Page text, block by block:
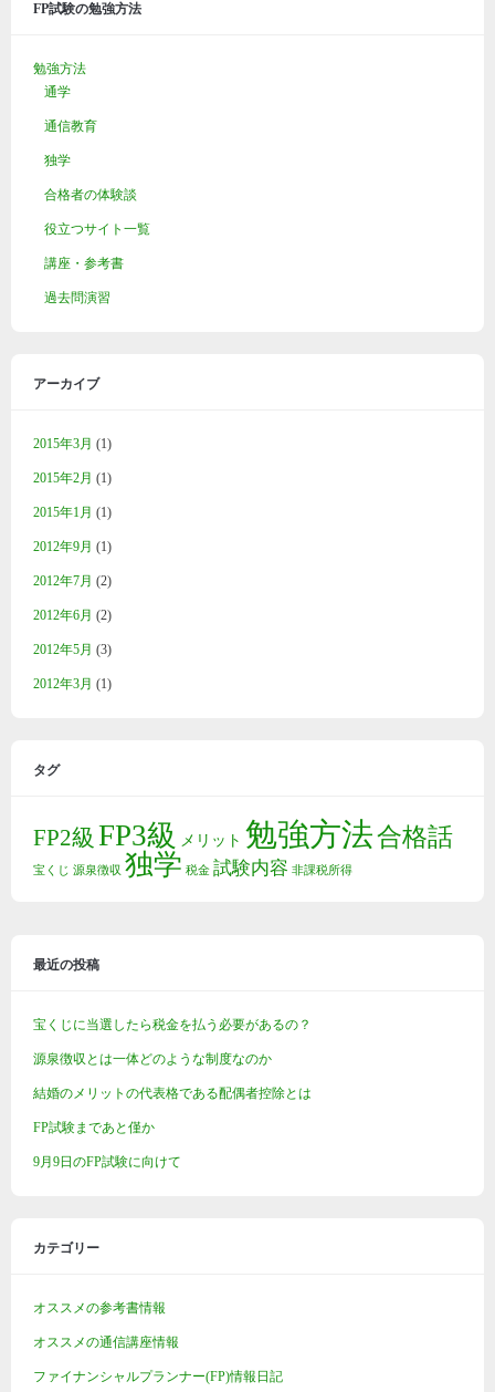
FP試験の勉強方法
勉強方法
通学
通信教育
独学
合格者の体験談
役立つサイト一覧
講座・参考書
過去問演習
アーカイブ
2015年3月 (1)
2015年2月 (1)
2015年1月 (1)
2012年9月 (1)
2012年7月 (2)
2012年6月 (2)
2012年5月 (3)
2012年3月 (1)
タグ
FP2級 FP3級 メリット 勉強方法合格話
宝くじ 源泉徴収 独学 税金 試験内容 非課税所得
最近の投稿
宝くじに当選したら税金を払う必要があるの？
源泉徴収とは一体どのような制度なのか
結婚のメリットの代表格である配偶者控除とは
FP試験まであと僅か
9月9日のFP試験に向けて
カテゴリー
オススメの参考書情報
オススメの通信講座情報
ファイナンシャルプランナー(FP)情報日記